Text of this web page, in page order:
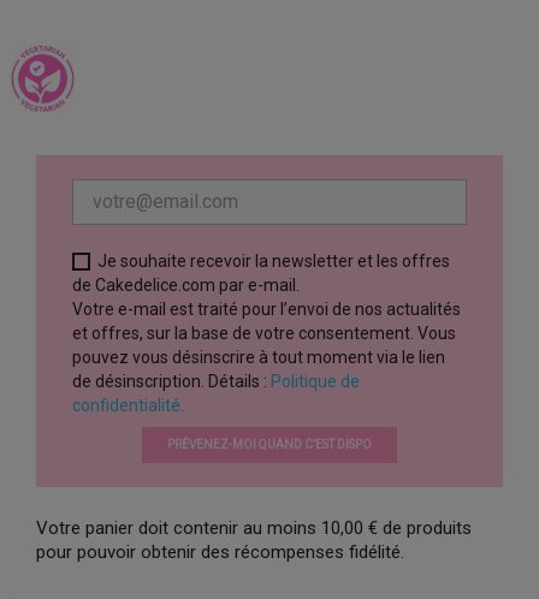
Je souhaite recevoir la newsletter et les offres
de Cakedelice.com par e-mail.
Votre e-mail est traité pour l’envoi de nos actualités
et offres, sur la base de votre consentement. Vous
pouvez vous désinscrire à tout moment via le lien
de désinscription. Détails : Politique de
confidentialité.
PRÉVENEZ-MOI QUAND C’EST DISPO
Votre panier doit contenir au moins 10,00 € de produits
pour pouvoir obtenir des récompenses fidélité.